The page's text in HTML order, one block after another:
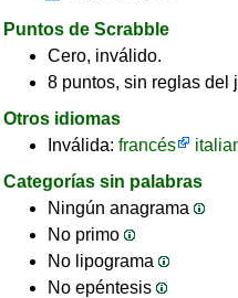
Puntos de Scrabble
Cero, inválido.
8 puntos, sin reglas del
Otros idiomas
Inválida: francés
Categorías sin palabras
Ningún anagrama
No primo
No lipograma
No epéntesis